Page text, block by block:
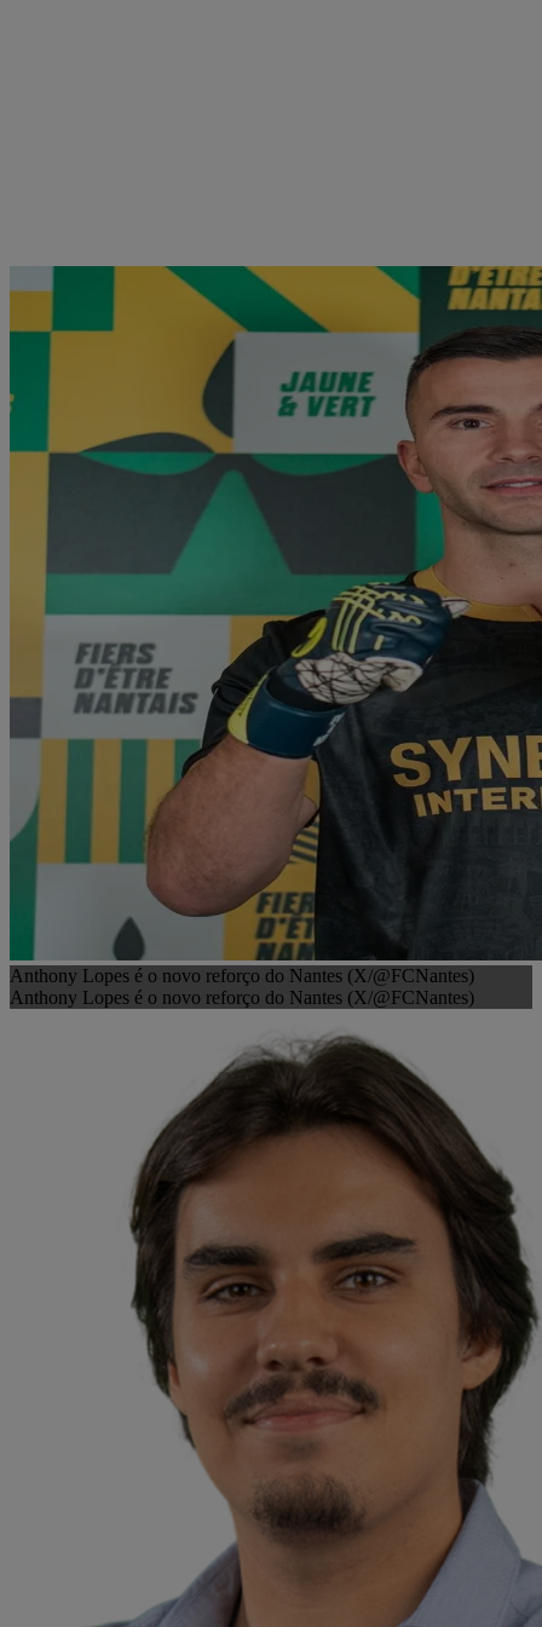
Anthony Lopes é o novo reforço do Nantes (X/@FCNantes)
Anthony Lopes é o novo reforço do Nantes (X/@FCNantes)